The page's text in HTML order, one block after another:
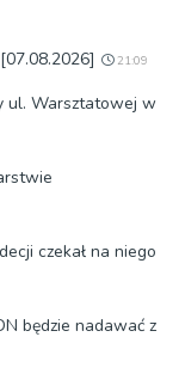
21:09
ul. Warsztatowej w
czekał na niego
będzie nadawać z